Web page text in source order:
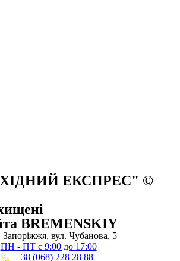
ЕКСПРЕС" ©
BREMENSKIY
Запоріжжя, вул. Чубанова, 5
ПН - ПТ с 9:00 до 17:00
+38 (068) 228 28 88